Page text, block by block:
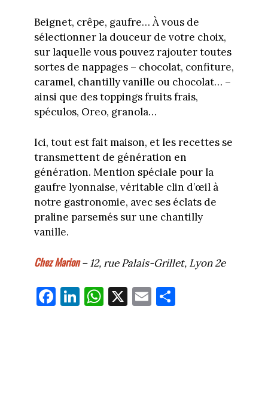
Beignet, crêpe, gaufre… À vous de
sélectionner la douceur de votre choix,
sur laquelle vous pouvez rajouter toutes
sortes de nappages – chocolat, confiture,
caramel, chantilly vanille ou chocolat… –
ainsi que des toppings fruits frais,
spéculos, Oreo, granola…
Ici, tout est fait maison, et les recettes se
transmettent de génération en
génération. Mention spéciale pour la
gaufre lyonnaise, véritable clin d’œil à
notre gastronomie, avec ses éclats de
praline parsemés sur une chantilly
vanille.
Chez Marion – 12, rue Palais-Grillet, Lyon 2e
Fa
ce
Li
nk
W
ha
X E
m
Pa
rt